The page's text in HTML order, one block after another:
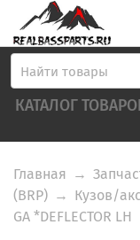
КАТАЛОГ
Главная →
(BRP) → Кузов/
GA *DEFLECTOR LH